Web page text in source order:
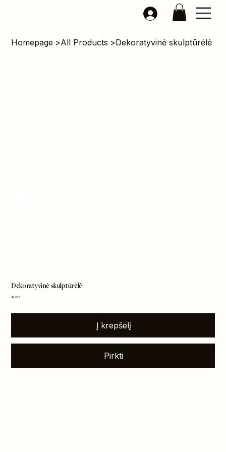
Homepage >All Products >Dekoratyvinė skulptūrėlė
Dekoratyvinė skulptūrėlė
Kaina
45,00 €
Į krepšelį
Pirkti